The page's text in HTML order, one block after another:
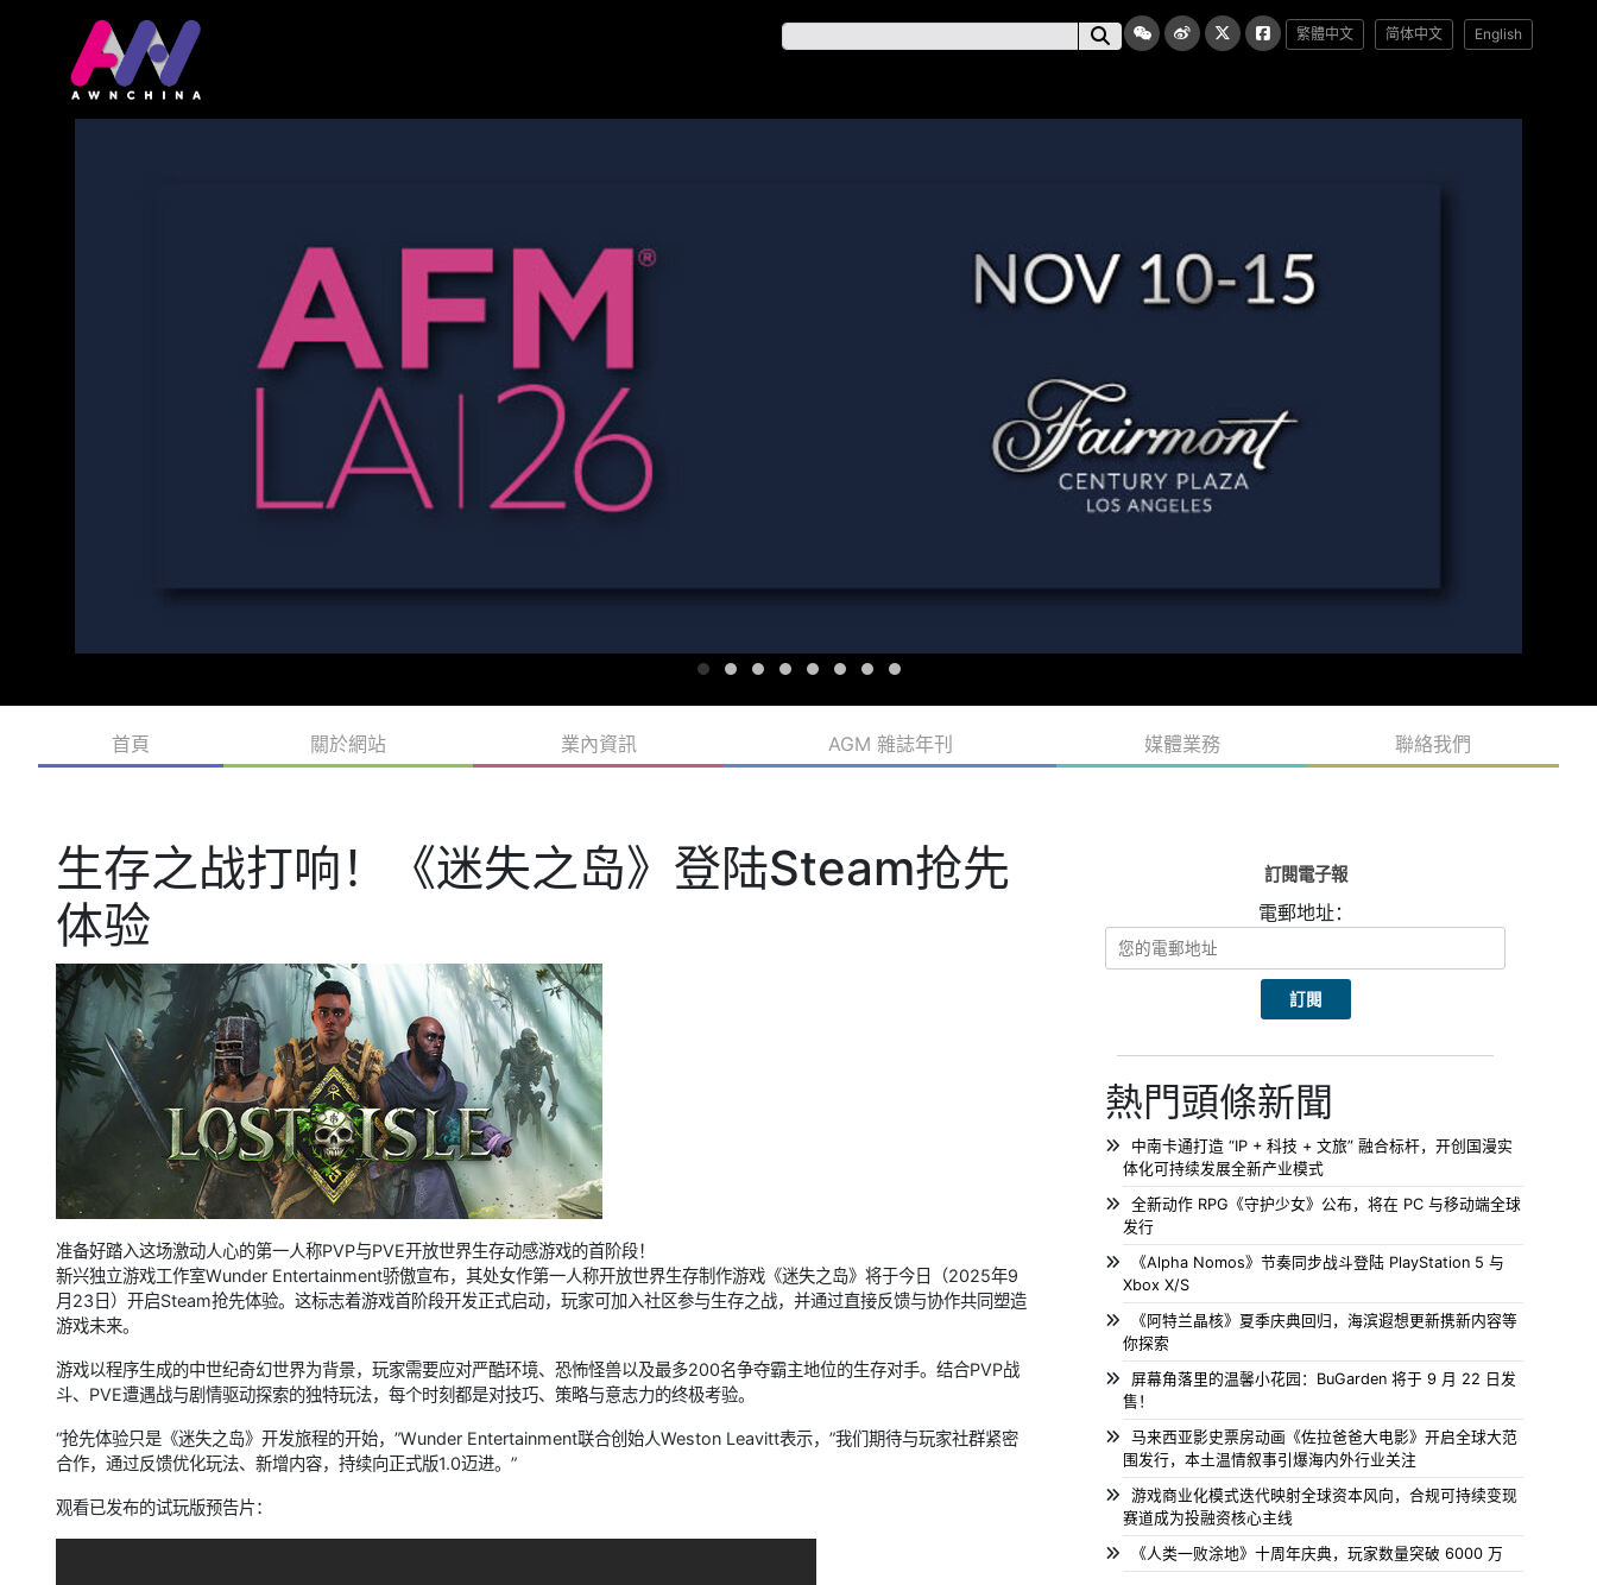
繁體中文 简体中文 English
首頁 關於網站 業內資訊 AGM 雜誌年刊 媒體業務 聯絡我們
生存之战打响！《迷失之岛》登陆Steam抢先
体验
准备好踏入这场激动人心的第一人称PVP与PVE开放世界生存动感游戏的首阶段！
新兴独立游戏工作室Wunder Entertainment骄傲宣布，其处女作第一人称开放世界生存制作游戏《迷失之岛》将于今日（2025年9
月23日）开启Steam抢先体验。这标志着游戏首阶段开发正式启动，玩家可加入社区参与生存之战，并通过直接反馈与协作共同塑造
游戏未来。
游戏以程序生成的中世纪奇幻世界为背景，玩家需要应对严酷环境、恐怖怪兽以及最多200名争夺霸主地位的生存对手。结合PVP战
斗、PVE遭遇战与剧情驱动探索的独特玩法，每个时刻都是对技巧、策略与意志力的终极考验。
“抢先体验只是《迷失之岛》开发旅程的开始，”Wunder Entertainment联合创始人Weston Leavitt表示，”我们期待与玩家社群紧密
合作，通过反馈优化玩法、新增内容，持续向正式版1.0迈进。”
观看已发布的试玩版预告片：
訂閱電子報
電郵地址：
熱門頭條新聞
中南卡通打造 “IP + 科技 + 文旅” 融合标杆，开创国漫实
体化可持续发展全新产业模式
全新动作 RPG《守护少女》公布，将在 PC 与移动端全球
发行
《Alpha Nomos》节奏同步战斗登陆 PlayStation 5 与
Xbox X/S
《阿特兰晶核》夏季庆典回归，海滨遐想更新携新内容等
你探索
屏幕角落里的温馨小花园：BuGarden 将于 9 月 22 日发
售！
马来西亚影史票房动画《佐拉爸爸大电影》开启全球大范
围发行，本土温情叙事引爆海内外行业关注
游戏商业化模式迭代映射全球资本风向，合规可持续变现
赛道成为投融资核心主线
《人类一败涂地》十周年庆典，玩家数量突破 6000 万